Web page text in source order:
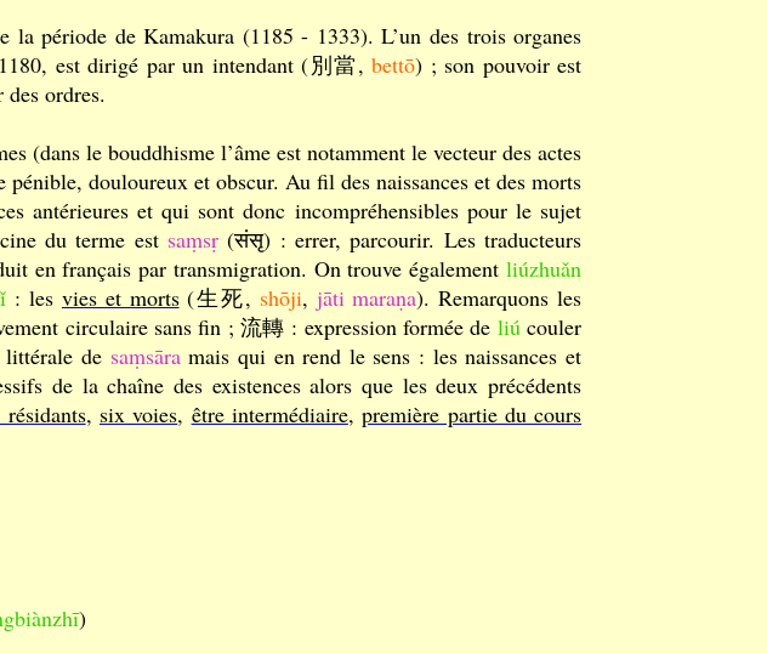
la période de Kamakura (1185 - 1333). L’un des trois organes
est dirigé par un intendant (別當,bettō) ; son pouvoir est
ordres.
(dans le bouddhisme l’âme est notamment le vecteur des actes
douloureux et obscur. Au fil des naissances et des morts
antérieures et qui sont donc incompréhensibles pour le sujet
du terme est saṃsṛ (संसृ) : errer, parcourir. Les traducteurs
en français par transmigration. On trouve égalementliúzhuǎn
: les vies et morts(生死, shōji, jāti maraṇa). Remarquons les
circulaire sans fin ; 流轉 : expression formée de liúcouler
de saṃsāramais qui en rend le sens : les naissances et
de la chaîne des existences alors que les deux précédents
résidants, six voies, être intermédiaire,première partie du cours
)